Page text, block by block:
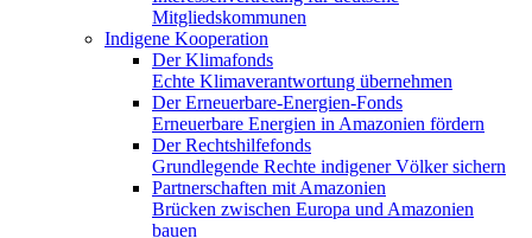
Mitgliedskommunen
Indigene Kooperation
Der Klimafonds
Echte Klimaverantwortung übernehmen
Der Erneuerbare-Energien-Fonds
Erneuerbare Energien in Amazonien fördern
Der Rechtshilfefonds
Grundlegende Rechte indigener Völker sichern
Partnerschaften mit Amazonien
Brücken zwischen Europa und Amazonien
bauen